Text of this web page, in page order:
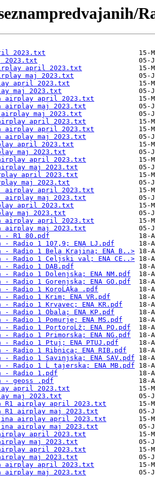
2023.txt
2023.txt
april 2023.txt
maj 2023.txt
april 2023.txt
maj 2023.txt
airplay april 2023.txt
airplay maj 2023.txt
airplay maj 2023.txt
airplay april 2023.txt
airplay april 2023.txt
airplay maj 2023.txt
april 2023.txt
maj 2023.txt
april 2023.txt
maj 2023.txt
april 2023.txt
maj 2023.txt
airplay april 2023.txt
airplay maj 2023.txt
april 2023.txt
maj 2023.txt
airplay april 2023.txt
airplay maj 2023.txt
- R1 80.pdf
- Radio 1 107,9; ENA LJ.pdf
- Radio 1 Bela Krajina; ENA B..>
- Radio 1 Celjski val; ENA CE..>
- Radio 1 DAB.pdf
- Radio 1 Dolenjska; ENA NM.pdf
- Radio 1 Gorenjska; ENA GO.pdf
- Radio 1 KoroĹĄka .pdf
- Radio 1 Krim; ENA VR.pdf
- Radio 1 Krvavec; ENA KR.pdf
- Radio 1 Obala; ENA KP.pdf
- Radio 1 Pomurje; ENA MS.pdf
- Radio 1 PortoroĹž; ENA PO.pdf
- Radio 1 Primorska; ENA NG.pdf
- Radio 1 Ptuj; ENA PTUJ.pdf
- Radio 1 Ribnica; ENA RIB.pdf
- Radio 1 Savinjska; ENA SAV.pdf
- Radio 1 Ĺ tajerska; ENA MB.pdf
- Radio 1.pdf
- geoss .pdf
april 2023.txt
maj 2023.txt
R1 airplay april 2023.txt
R1 airplay maj 2023.txt
airplay april 2023.txt
airplay maj 2023.txt
april 2023.txt
maj 2023.txt
april 2023.txt
maj 2023.txt
airplay april 2023.txt
airplay maj 2023.txt